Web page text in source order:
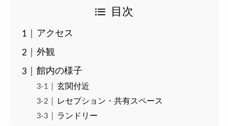
目次
アクセス
外観
館内の様子
玄関付近
レセプション・共有スペース
ランドリー